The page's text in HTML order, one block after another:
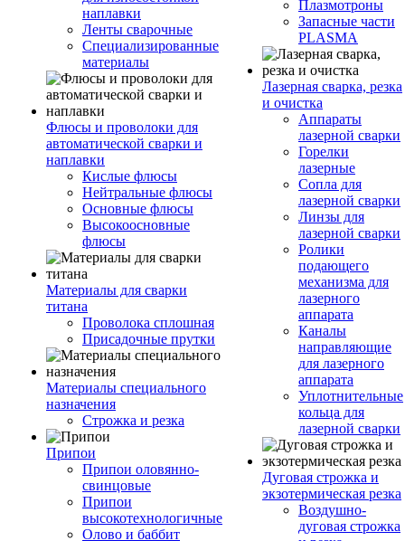
наплавки
Ленты сварочные
Специализированные
материалы
Флюсы и проволоки для
автоматической сварки и
наплавки
Кислые флюсы
Нейтральные флюсы
Основные флюсы
Высокоосновные
флюсы
Материалы для сварки
титана
Проволока сплошная
Присадочные прутки
Материалы специального
назначения
Строжка и резка
Припои
Припои оловянно-
свинцовые
Припои
высокотехнологичные
Олово и баббит
Плазмотроны
Запасные части
PLASMA
Лазерная сварка, резка
и очистка
Аппараты
лазерной сварки
Горелки
лазерные
Сопла для
лазерной сварки
Линзы для
лазерной сварки
Ролики
подающего
механизма для
лазерного
аппарата
Каналы
направляющие
для лазерного
аппарата
Уплотнительные
кольца для
лазерной сварки
Дуговая строжка и
экзотермическая резка
Воздушно-
дуговая строжка